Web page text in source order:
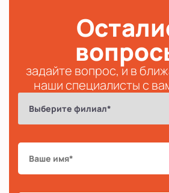
задайте вопрос, и в
наши специалисты с